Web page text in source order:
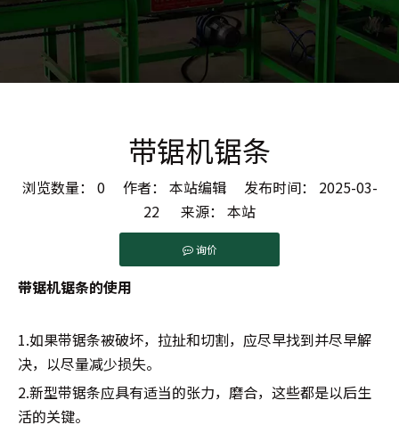
带锯机锯条
浏览数量： 0作者： 本站编辑 发布时间： 2025-03-
22 来源： 本站
询价
带锯机锯条的使用
1.如果带锯条被破坏，拉扯和切割，应尽早找到并尽早解
决，以尽量减少损失。
2.新型带锯条应具有适当的张力，磨合，这些都是以后生
活的关键。